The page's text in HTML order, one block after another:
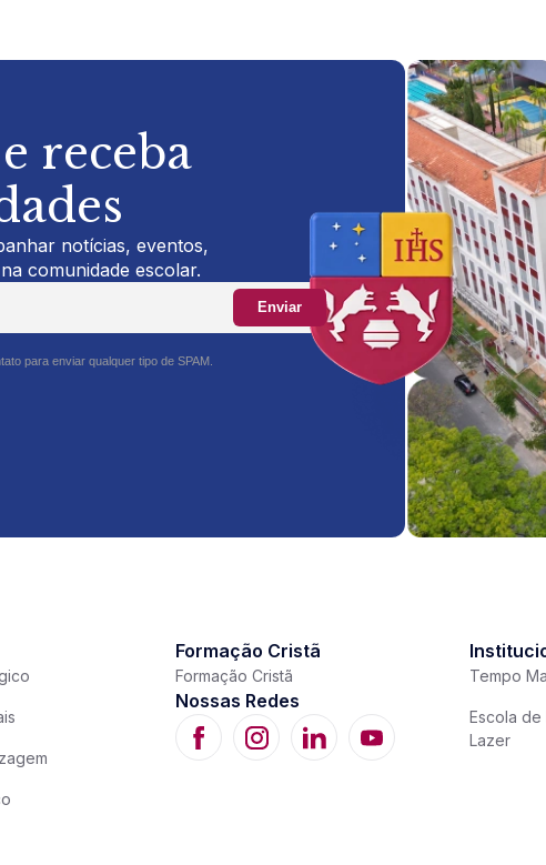
receba
notícias, eventos,
comunidade escolar.
Enviar
para enviar qualquer tipo de SPAM.
Formação Cristã
Formação Cristã
Nossas Redes
Tempo
Escola de
Lazer